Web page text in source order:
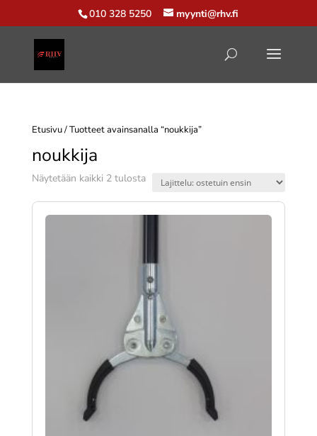
010 328 5250 myynti@rhv.fi
Etusivu/ Tuotteet avainsanalla “noukkija”
noukkija
Näytetään kaikki 2 tulostaSuosituimmat
ensin